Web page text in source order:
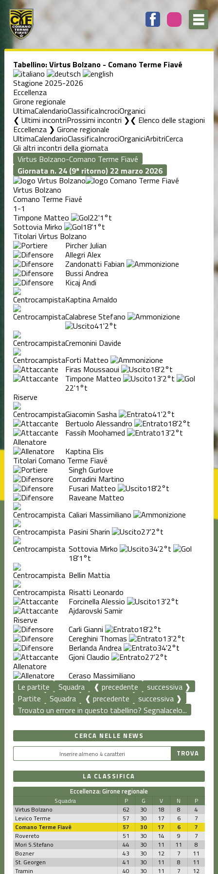
Tabellino: Virtus Bolzano - Comano Terme Fiavé
Stagione 2025-2026
Eccellenza
Girone regionale
UltimaCalendarioClassificaIncrociOrganici
❮ Ultimi incontriProssimi incontri ❯ Elenco delle stagioni
Eccellenza ❯ Girone regionale
UltimaCalendarioClassificaIncrociOrganiciArbitriCerca
Gli altri incontri della giornata
Giornata n. 24 (9ª ritorno) 22 marzo 2026
Virtus Bolzano
Comano Terme Fiavé
1-1
Timpone Matteo 22'1°t
Sottovia Mirko 18'1°t
Titolari Virtus Bolzano
Pircher Julian
Allegri Alex
Zandonatti Fabian
Bussi Andrea
Kicaj Andi
Kaptina Arnaldo
Calabrese Stefano
41'2°t
Cremonini Davide
Forti Matteo
Firas Moussaoui 18'2°t
Timpone Matteo 13'2°t
22'1°t
Riserve
Giacomin Sasha
41'2°t
Bertuolo Alessandro 18'2°t
Fassih Moohamed 13'2°t
Allenatore
Kaptina Elis
Titolari Comano Terme Fiavé
Singh Gurlove
Corradini Martino
Fusari Matteo 18'2°t
Raveane Matteo
Caliari Massimiliano
Pasini Sharin
27'2°t
Sottovia Mirko
34'2°t
18'1°t
Bellin Mattia
Risatti Leonardo
Forcinella Alessio 13'2°t
Ajdarovski Samir
Riserve
Carli Gianni 18'2°t
Cereghini Thomas 13'2°t
Berlanda Andrea 34'2°t
Gjoni Claudio 27'2°t
Allenatore
Ceraso Massimiliano
Le partite
Squadra ❰ precedente
successiva ❱
Partite
Squadra ❰ precedente
successiva ❱
Trovato un errore in questo tabellino? Segnalacelo...
CERCA NELLE NEWS
LA CLASSIFICA
Eccellenza: Girone regionale
Squadra P G V N
P
Virtus Bolzano
62 30 18 8
4
Levico Terme
57 30 17 6
7
Comano Terme Fiavé
57 30 17 6
7
Rovereto
51 30 14 9
7
Mori S.Stefano
44 30 11 11
8
Bozner
43 30 12 7
11
St. Georgen
41 30 11 8
11
Tramin
40 30 11 7 12